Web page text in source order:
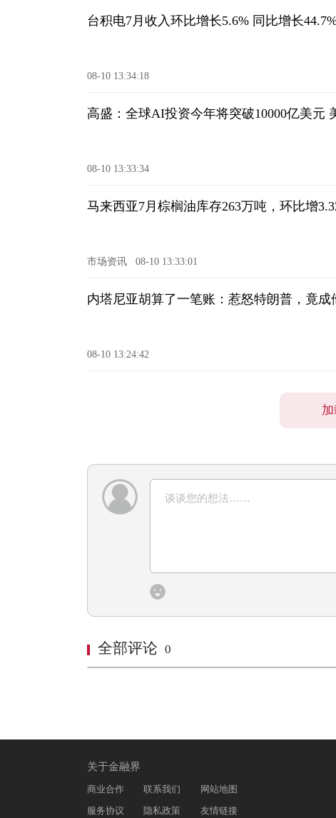
台积电7月收入环比增长5.6% 同比增长
08-10 13:34:18
高盛：全球AI投资今年将突破10000亿美元
08-10 13:33:34
马来西亚7月棕榈油库存263万吨，环比增
市场资讯 08-10 13:33:01
内塔尼亚胡算了一笔账：惹怒特朗普，竟成
08-10 13:24:42
全部评论 0
关于金融界
商业合作 联系我们
网站地图
服务协议
隐私政策 友情链接